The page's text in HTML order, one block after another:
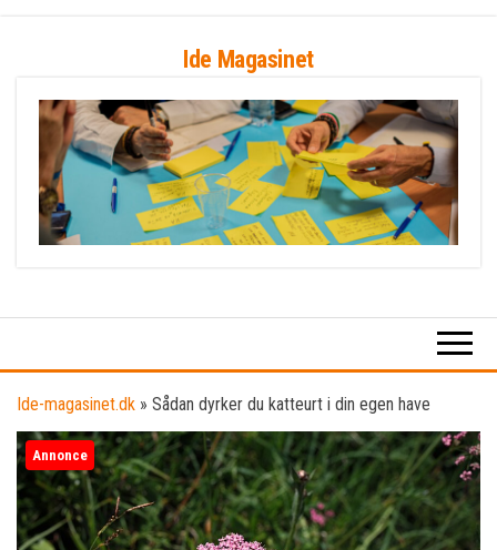
content
Ide Magasinet
Ide-magasinet.dk » Sådan dyrker du katteurt i din egen have
Annonce